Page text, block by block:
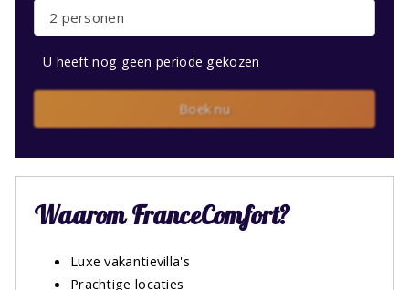
2 personen
U heeft nog geen periode gekozen
Boek nu
Waarom FranceComfort?
Luxe vakantievilla's
Prachtige locaties